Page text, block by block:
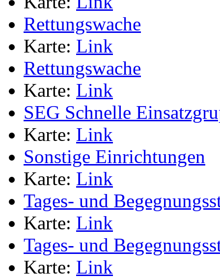
Rettungswache
Karte: Link
Rettungswache
Karte: Link
SEG Schnelle
Karte: Link
Sonstige Einrichtungen
Karte: Link
Tages- und
Karte: Link
Tages- und
Karte: Link